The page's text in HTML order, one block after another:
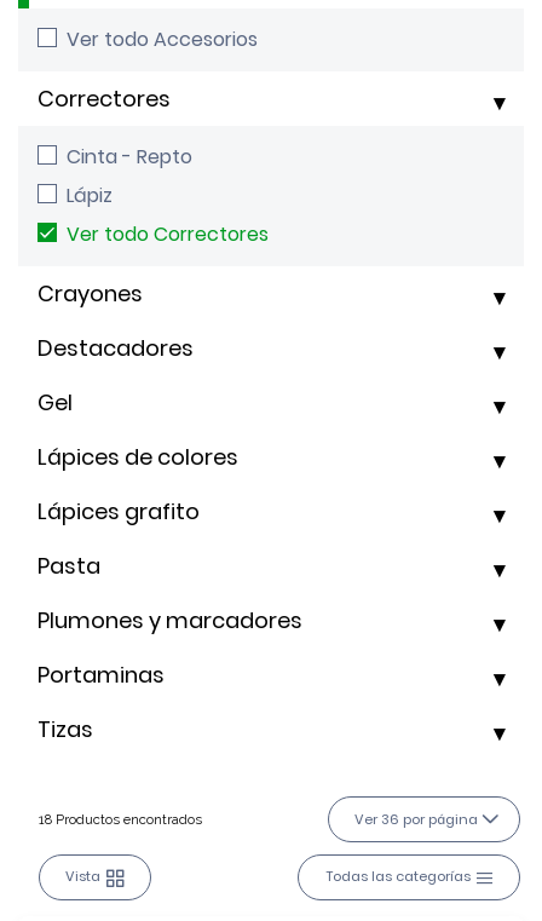
Ver todo Accesorios
Cinta - Repto
Lápiz
Ver todo Correctores
Correctores
Crayones
Destacadores
Gel
Lápices de colores
Lápices grafito
Pasta
Plumones y marcadores
Portaminas
Tizas
18 Productos encontrados Ver 36 por página
Vista Todas las categorías